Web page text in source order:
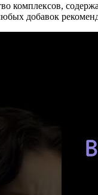
комплексов,
добавок